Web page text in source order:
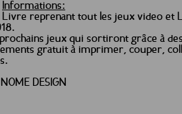
Informations:
Livre reprenant tout les jeux video et
jeux qui sortiront grâce à
gratuit à imprimer, couper,
DESIGN